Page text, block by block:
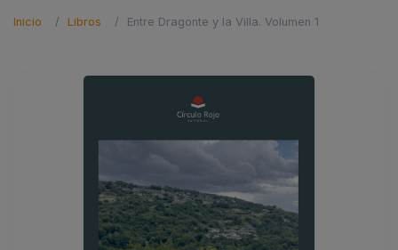
Inicio Libros Entre Dragonte y la Villa. Volumen 1